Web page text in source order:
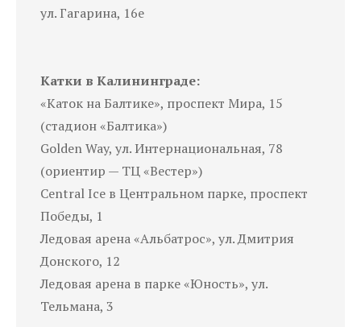
ул. Гагарина, 16е
Катки в Калининграде:
«Каток на Балтике», проспект Мира, 15
(стадион «Балтика»)
Golden Way, ул. Интернациональная, 78
(ориентир — ТЦ «Вестер»)
Central Ice в Центральном парке, проспект
Победы, 1
Ледовая арена «Альбатрос», ул. Дмитрия
Донского, 12
Ледовая арена в парке «Юность», ул.
Тельмана, 3